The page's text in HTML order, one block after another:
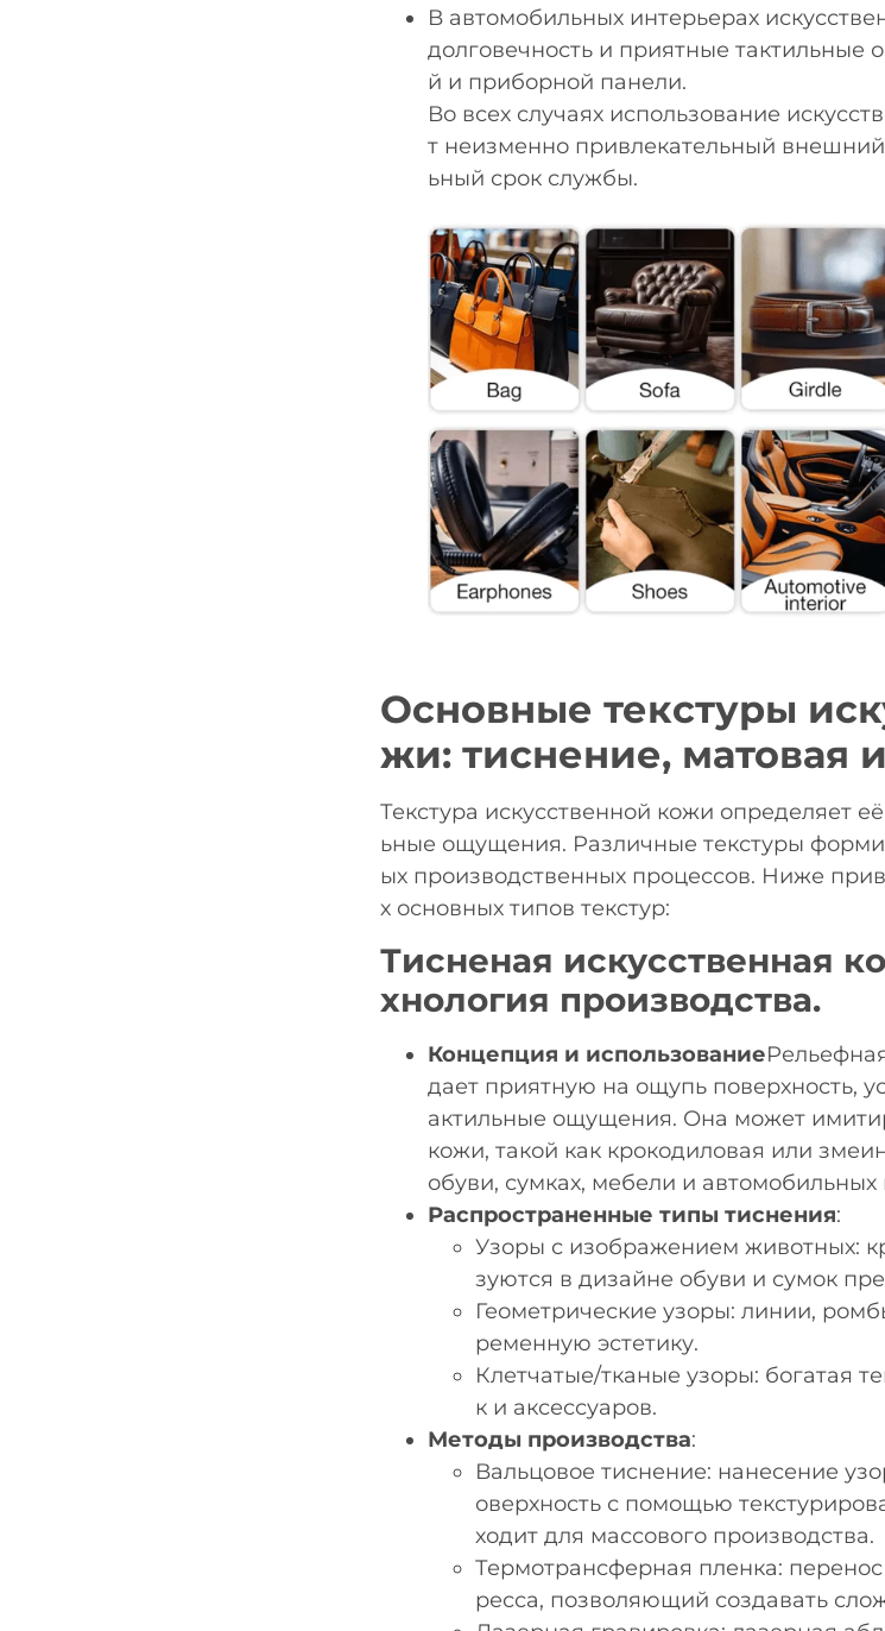
В автомобильных интерьерах
долговечность и приятные
й и приборной панели.
Во всех случаях использование
т неизменно привлекательный
ьный срок службы.
Основные текстуры
жи: тиснение, матовая
Текстура искусственной кожи определяет
ьные ощущения. Различные текстуры
ых производственных процессов. Ниже
х основных типов текстур:
Тисненая искусственная
хнология производства.
Концепция и использование
дает приятную на ощупь поверхность,
актильные ощущения. Она может
кожи, такой как крокодиловая или
обуви, сумках, мебели и автомобильных
Распространенные типы тиснения:
Узоры с изображением животных:
зуются в дизайне обуви и сумок
Геометрические узоры: линии,
ременную эстетику.
Клетчатые/тканые узоры: богатая
к и аксессуаров.
Методы производства:
Вальцовое тиснение: нанесение
оверхность с помощью
ходит для массового производства.
Термотрансферная пленка:
ресса, позволяющий создавать